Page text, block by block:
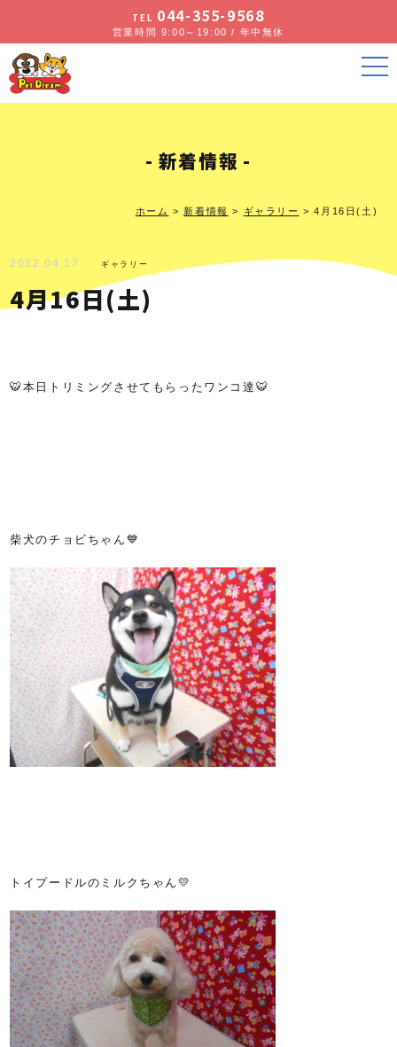
TEL 044-355-9568
営業時間 9:00～19:00 / 年中無休
新着情報
ホーム > 新着情報 > ギャラリー >4月16日(土)
2022.04.17 ギャラリー
4月16日(土)
🐯本日トリミングさせてもらったワンコ達🐯
柴犬のチョビちゃん💙
トイプードルのミルクちゃん💛